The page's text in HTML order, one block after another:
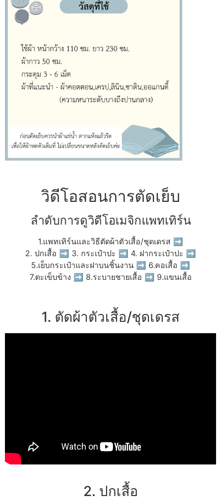
วิดีโอสอนการตัดเย็บ
ลำดับการดูวิดีโอเมจิกแพทเทิร์น
1.แพทเทิร์นและวิธีตัดผ้าตัวเสื้อ/ชุดเดรส ➡
2. ปกเสื้อ ➡ 3. กระเป๋าปะ ➡ 4. ฝากระเป๋าปะ ➡
5.เย็บกระเป๋าและฝาบนชิ้นงาน ➡ 6.คอเสื้อ ➡
7.ตะเข็บข้าง ➡ 8.ระบายชายเสื้อ ➡ 9.แขนเสื้อ
1. ตัดผ้าตัวเสื้อ/ชุดเดรส
2. ปกเสื้อ